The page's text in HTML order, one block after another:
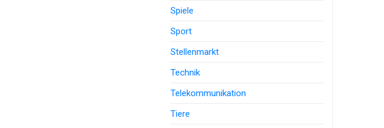
Spiele
Sport
Stellenmarkt
Technik
Telekommunikation
Tiere